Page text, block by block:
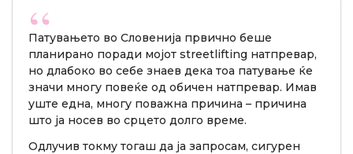
Патувањето во Словенија првично беше
планирано поради мојот streetlifting натпревар,
но длабоко во себе знаев дека тоа патување ќе
значи многу повеќе од обичен натпревар. Имав
уште една, многу поважна причина – причина
што ја носев во срцето долго време.
Одлучив токму тогаш да ја запросам, сигурен